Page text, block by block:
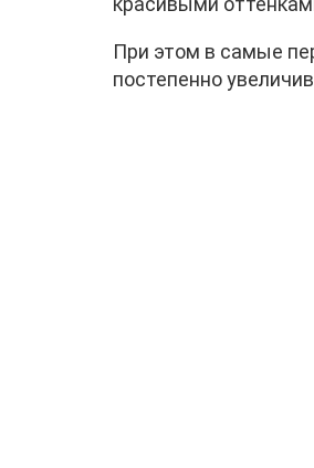
При этом в самые
постепенно